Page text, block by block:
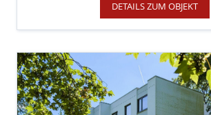
DETAILS ZUM OBJEKT